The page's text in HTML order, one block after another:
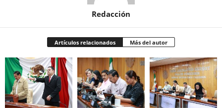
Redacción
Artículos relacionados Más del autor